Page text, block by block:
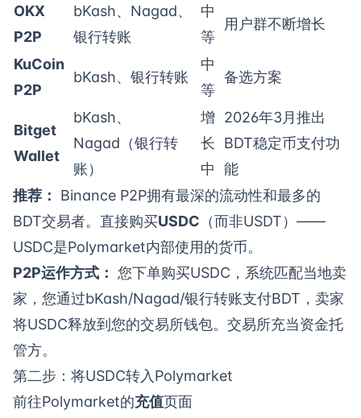
OKX
P2P
bKash、Nagad、
银行转账
中
等
用户群不断增长
KuCoin
P2P
bKash、银行转账
中
等
备选方案
Bitget
Wallet
bKash、
Nagad（银行转
账）
增
长
中
2026年3月推出
BDT稳定币支付功
能
推荐：
Binance P2P拥有最深的流动性和最多的
BDT交易者。直接购买USDC （而非USDT）——
USDC是Polymarket内部使用的货币。
P2P运作方式： 您下单购买USDC，系统匹配当地卖
家，您通过bKash/Nagad/银行转账支付BDT，卖家
将USDC释放到您的交易所钱包。交易所充当资金托
管方。
第二步：将USDC转入Polymarket
前往Polymarket的充值页面